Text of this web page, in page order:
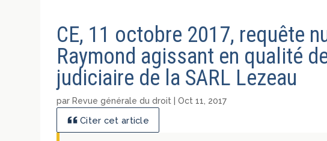
CE, 11 octobre 2017, requête
Raymond agissant en qualité
judiciaire de la SARL Lezeau
par Revue générale du droit |Oct 11, 2017
Citer cet article